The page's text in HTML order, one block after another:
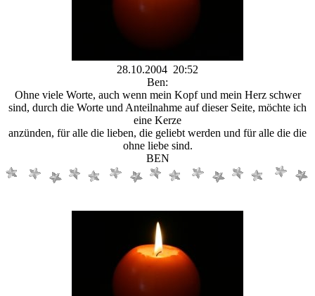
28.10.2004 20:52
Ben:
Ohne viele Worte, auch wenn mein Kopf und mein Herz schwer
sind, durch die Worte und Anteilnahme auf dieser Seite, möchte ich
eine Kerze
anzünden, für alle die lieben, die geliebt werden und für alle die die
ohne liebe sind.
BEN